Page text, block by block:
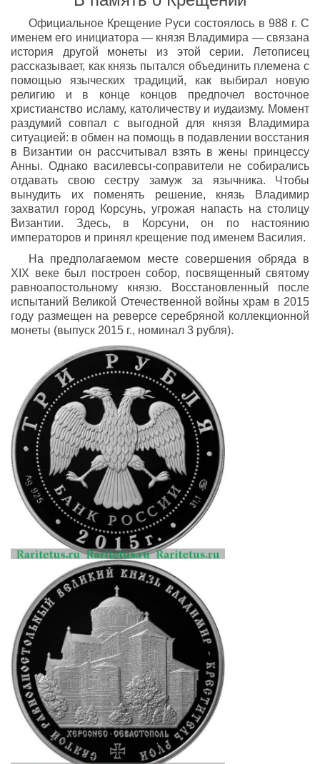
Официальное Крещение Руси состоялось в 988 г. С
именем его инициатора — князя Владимира — связана
история другой монеты из этой серии. Летописец
рассказывает, как князь пытался объединить племена с
помощью языческих традиций, как выбирал новую
религию и в конце концов предпочел восточное
христианство исламу, католичеству и иудаизму. Момент
раздумий совпал с выгодной для князя Владимира
ситуацией: в обмен на помощь в подавлении восстания
в Византии он рассчитывал взять в жены принцессу
Анны. Однако василевсы-соправители не собирались
отдавать свою сестру замуж за язычника. Чтобы
вынудить их поменять решение, князь Владимир
захватил город Корсунь, угрожая напасть на столицу
Византии. Здесь, в Корсуни, он по настоянию
императоров и принял крещение под именем Василия.
На предполагаемом месте совершения обряда в
XIX веке был построен собор, посвященный святому
равноапостольному князю. Восстановленный после
испытаний Великой Отечественной войны храм в 2015
году размещен на реверсе серебряной коллекционной
монеты (выпуск 2015 г., номинал 3 рубля).